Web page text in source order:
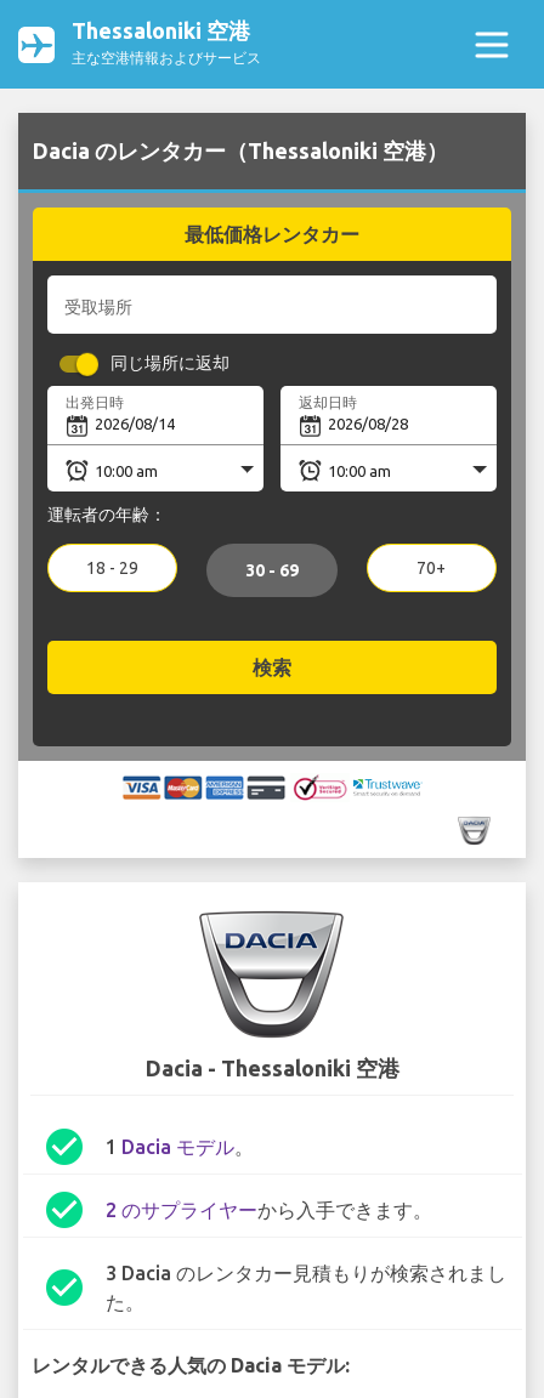
Thessaloniki 空港
主な空港情報およびサービス
Dacia のレンタカー（Thessaloniki 空港）
最低価格レンタカー
受取場所
同じ場所に返却
出発日時 返却日時
運転者の年齢：
18 - 29 30 - 69 70+
検索
Dacia - Thessaloniki 空港
check_circle 1 Dacia モデル。
check_circle 2 のサプライヤーから入手できます。
check_circle
3 Dacia のレンタカー見積もりが検索されまし
た。
レンタルできる人気の Dacia モデル: